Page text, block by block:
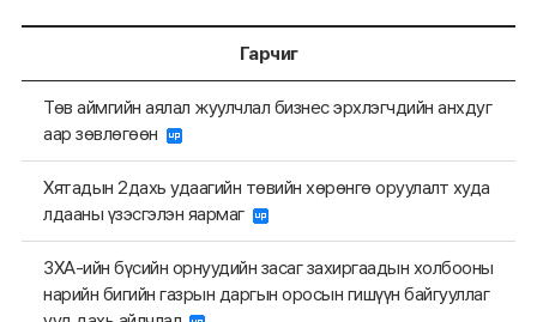
Гарчиг
Төв аймгийн аялал жуулчлал бизнес эрхлэгчдийн анхдуг
аар зөвлөгөөн
Хятадын 2дахь удаагийн төвийн хөрөнгө оруулалт худа
лдааны үзэсгэлэн яармаг
ЗХА-ийн бүсийн орнуудийн засаг захиргаадын холбооны
нарийн бигийн газрын даргын оросын гишүүн байгууллаг